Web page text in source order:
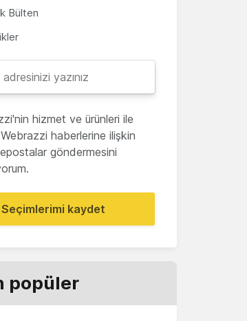
Bülten
hizmet ve ürünleri ile
haberlerine ilişkin
göndermesini
Seçimlerimi kaydet
popüler